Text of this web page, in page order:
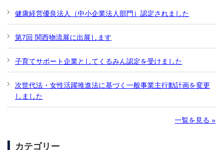
健康経営優良法人（中小企業法人部門）認定されました
第7回 関西物流展に出展します
子育てサポート企業としてくるみん認定を受けました
次世代法・女性活躍推進法に基づく一般事業主行動計画を変更
しました
一覧を見る »
カテゴリー